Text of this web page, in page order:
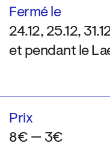
Fermé le
24.12, 25.12,
et pendant le
Prix
8€ — 3€